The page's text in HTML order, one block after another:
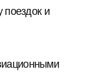
поездок и